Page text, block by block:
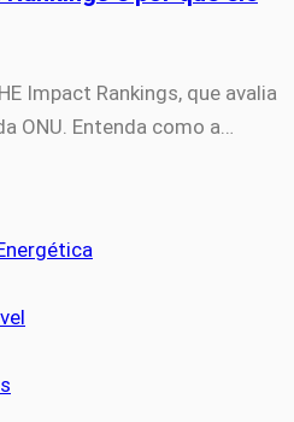
Impact Rankings, que avalia
ONU. Entenda como a…